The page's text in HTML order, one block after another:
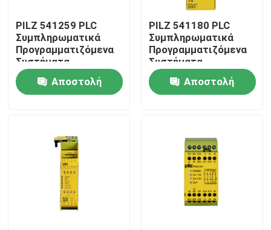
Προϊόντα
PILZ 541259 PLC
Συμπληρωματικά
Προγραμματιζόμενα
Συστήματα
Ασφάλειας Υψηλής
Ποιότητας Αρχικό
Αποθεματικό
Αποστολή
PILZ 541180 PLC
Συμπληρωματικά
Προγραμματιζόμενα
Συστήματα
Ασφάλειας Υψηλής
Ποιότητας Αρχικό
Αποθεματικό
Αποστολή